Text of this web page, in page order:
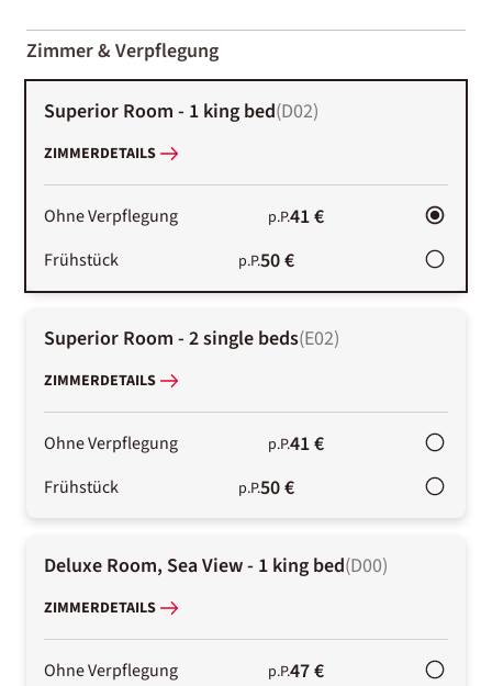
01-02
Zimmer & Verpflegung
Superior Room - 1 king bed(D02)
ZIMMERDETAILS
Ohne Verpflegung p.P.41 €
Frühstück p.P.50 €
Superior Room - 2 single beds(E02)
ZIMMERDETAILS
Ohne Verpflegung p.P.41 €
Frühstück p.P.50 €
Deluxe Room, Sea View - 1 king bed(D00)
ZIMMERDETAILS
Ohne Verpflegung p.P.47 €